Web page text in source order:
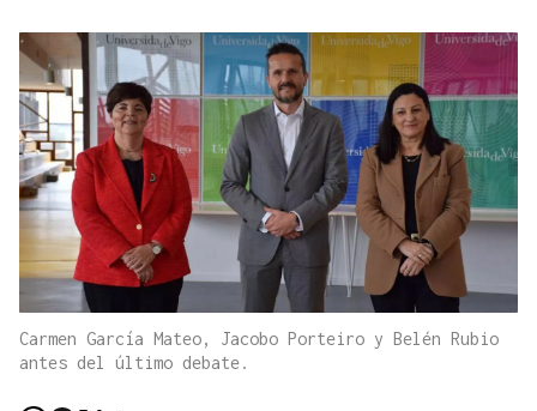
Carmen García Mateo, Jacobo Porteiro y Belén Rubio
antes del último debate.